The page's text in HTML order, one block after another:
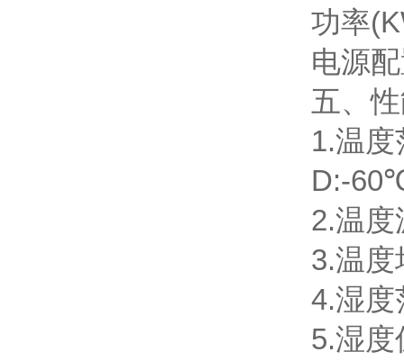
功率
电源
五、
1.温
D:-
2.温
3.温
4.湿度
5.湿度